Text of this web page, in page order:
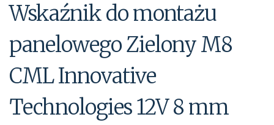
Wskaźnik do montażu
panelowego Zielony M8
CML Innovative
Technologies 12V 8 mm